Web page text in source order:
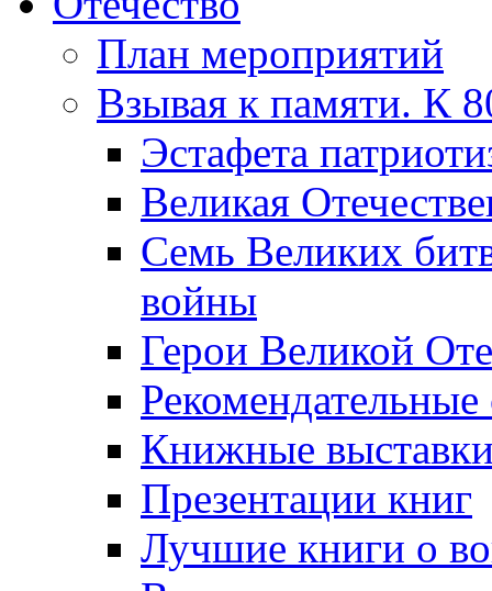
План мероприятий
Взывая к памяти. К
Эcтафета
Великая
Семь Великих
войны
Герои Великой
Рекомендательные
Книжные
Презентации книг
Лучшие книги о